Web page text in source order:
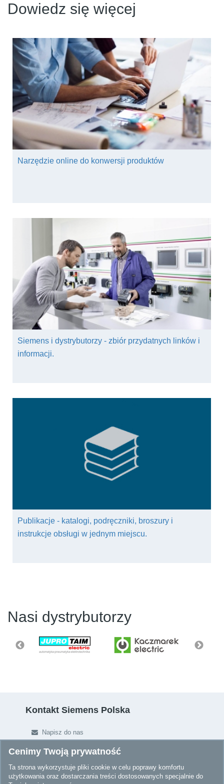
Dowiedz się więcej
Narzędzie online do konwersji produktów
Siemens i dystrybutorzy - zbiór przydatnych linków i
informacji.
Publikacje - katalogi, podręczniki, broszury i
instrukcje obsługi w jednym miejscu.
Nasi dystrybutorzy
Kontakt Siemens Polska
Napisz do nas
Newsletter
Newsletter
Cenimy Twoją prywatność
Ta strona wykorzystuje pliki cookie w celu poprawy komfortu
użytkowania oraz dostarczania treści dostosowanych specjalnie do